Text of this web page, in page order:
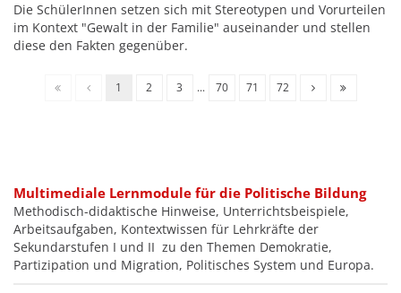
Die SchülerInnen setzen sich mit Stereotypen und Vorurteilen
im Kontext "Gewalt in der Familie" auseinander und stellen
diese den Fakten gegenüber.
1 2 3 ... 70 71 72
Multimediale Lernmodule für die Politische Bildung
Methodisch-didaktische Hinweise, Unterrichtsbeispiele,
Arbeitsaufgaben, Kontextwissen für Lehrkräfte der
Sekundarstufen I und II zu den Themen Demokratie,
Partizipation und Migration, Politisches System und Europa.